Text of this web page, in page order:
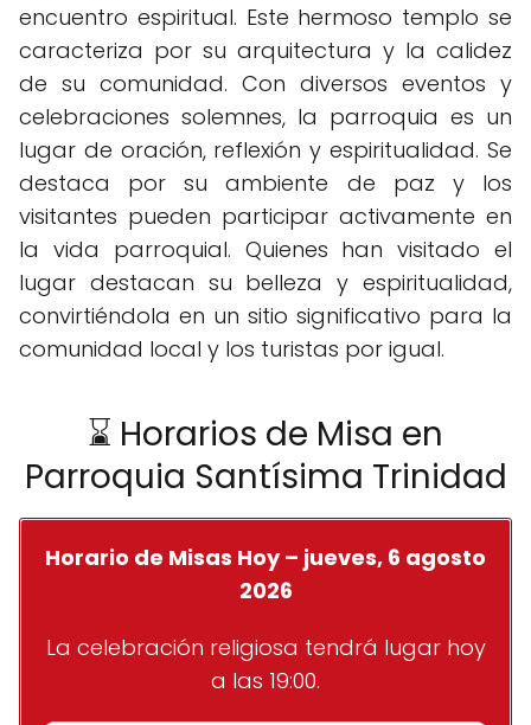
encuentro espiritual. Este hermoso templo se
caracteriza por su arquitectura y la calidez
de su comunidad. Con diversos eventos y
celebraciones solemnes, la parroquia es un
lugar de oración, reflexión y espiritualidad. Se
destaca por su ambiente de paz y los
visitantes pueden participar activamente en
la vida parroquial. Quienes han visitado el
lugar destacan su belleza y espiritualidad,
convirtiéndola en un sitio significativo para la
comunidad local y los turistas por igual.
⌛ Horarios de Misa en
Parroquia Santísima Trinidad
Horario de Misas Hoy – jueves, 6 agosto
2026
La celebración religiosa tendrá lugar hoy
a las 19:00.